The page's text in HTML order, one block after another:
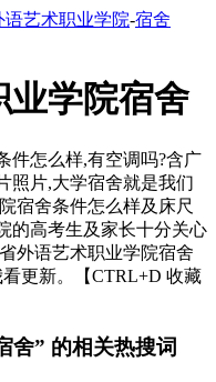
语艺术职业学院-宿舍
业学院宿舍
件怎么样,有空调吗?含广
照片,大学宿舍就是我们
宿舍条件怎么样及床尺
的高考生及家长十分关心
外语艺术职业学院宿舍
更新。【CTRL+D 收藏
舍” 的相关热搜词